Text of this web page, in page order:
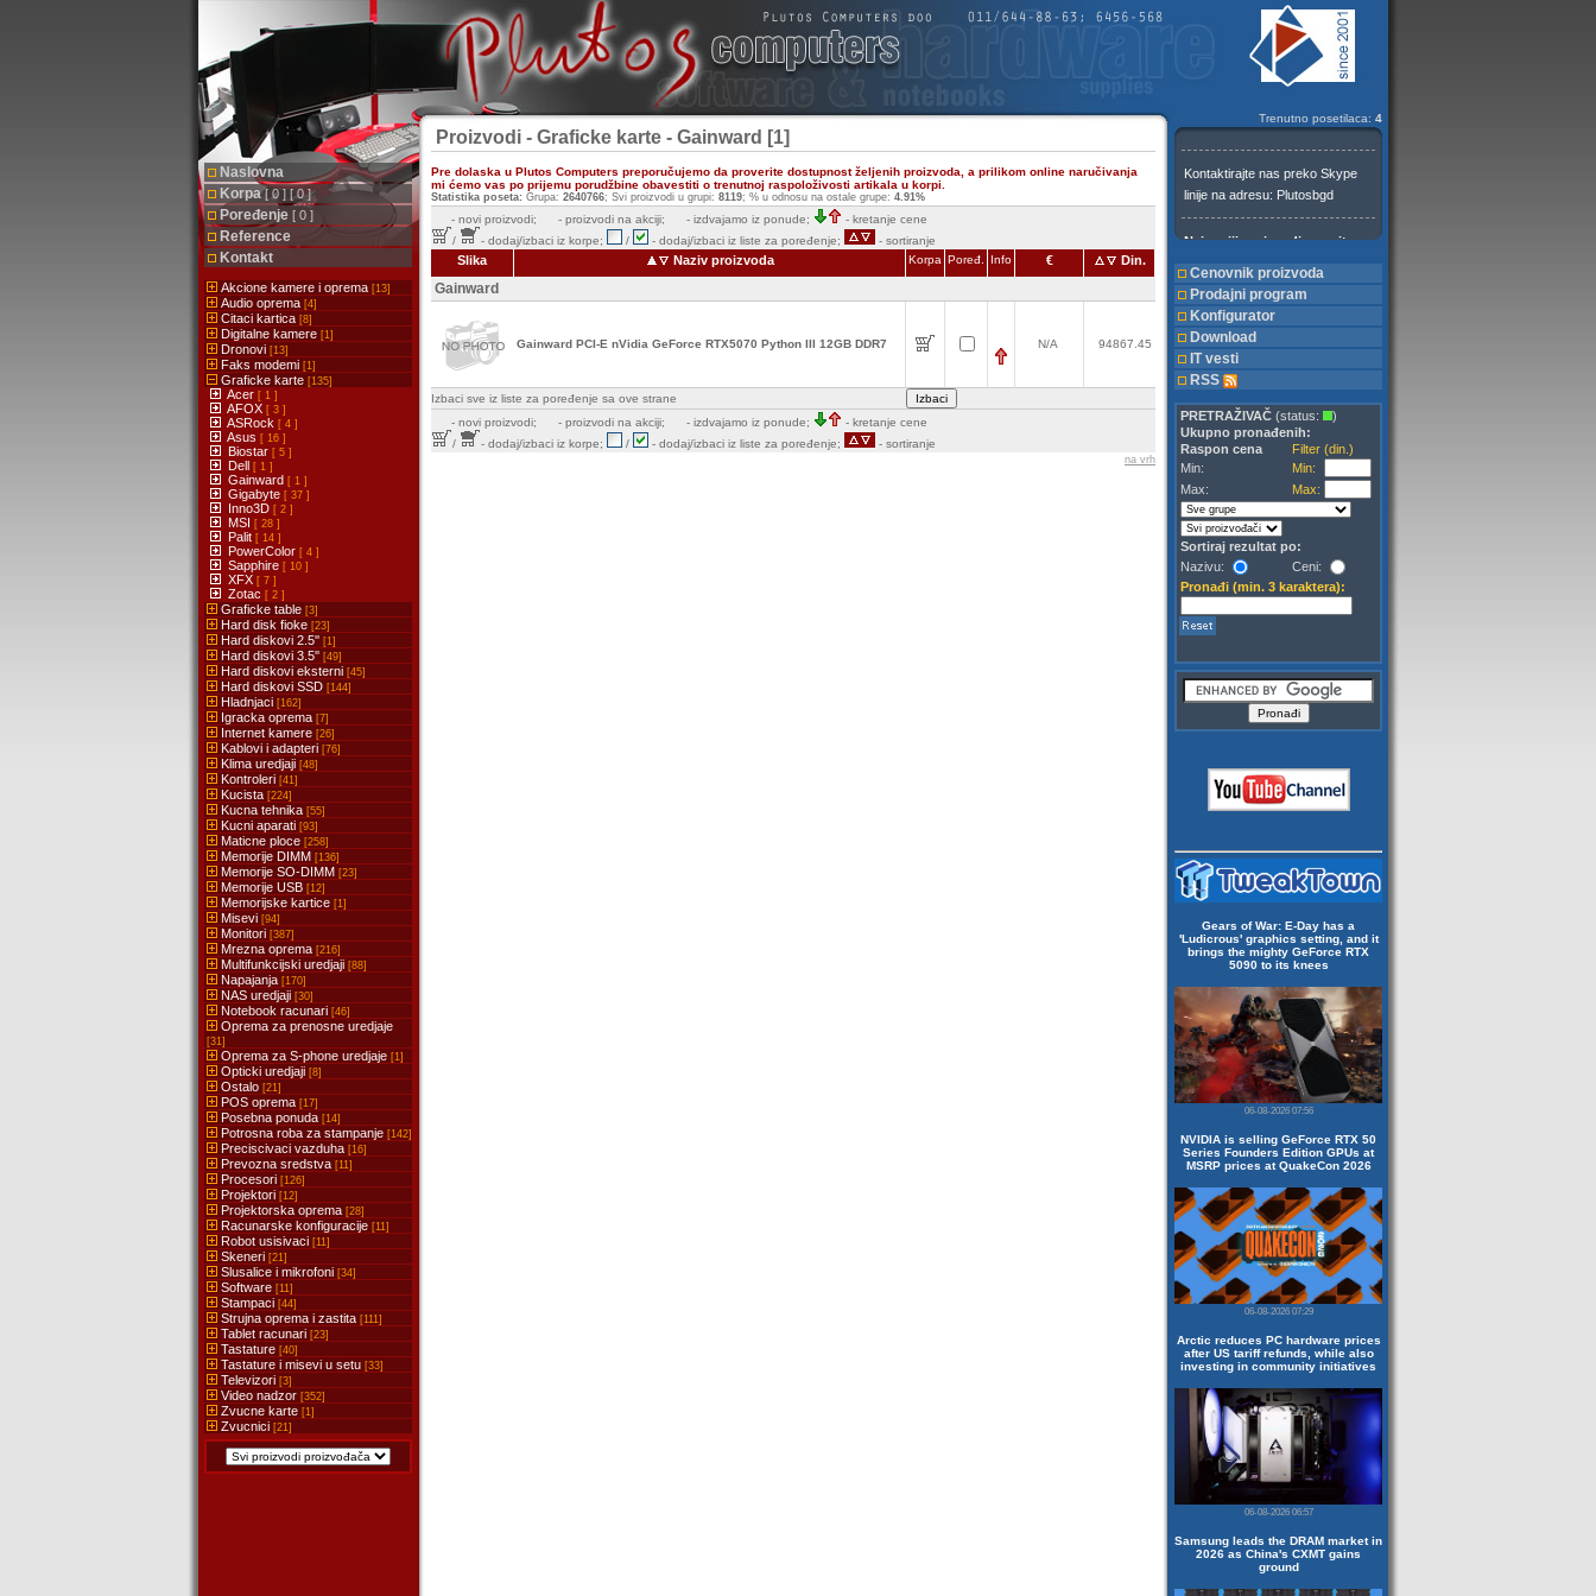
Trenutno posetilaca: 4
Naslovna
Korpa[ 0 ] [ 0 ]
Poređenje [ 0 ]
Reference
Kontakt
Akcione kamere i oprema [13]
Audio oprema [4]
Citaci kartica [8]
Digitalne kamere [1]
Dronovi [13]
Faks modemi [1]
Graficke karte [135]
Acer [ 1 ]
AFOX [ 3 ]
ASRock [ 4 ]
Asus [ 16 ]
Biostar [ 5 ]
Dell [ 1 ]
Gainward [ 1 ]
Gigabyte [ 37 ]
Inno3D [ 2 ]
MSI [ 28 ]
Palit [ 14 ]
PowerColor [ 4 ]
Sapphire [ 10 ]
XFX [ 7 ]
Zotac [ 2 ]
Graficke table [3]
Hard disk fioke [23]
Hard diskovi 2.5'' [1]
Hard diskovi 3.5'' [49]
Hard diskovi eksterni [45]
Hard diskovi SSD [144]
Hladnjaci [162]
Igracka oprema [7]
Internet kamere [26]
Kablovi i adapteri [76]
Klima uredjaji [48]
Kontroleri [41]
Kucista [224]
Kucna tehnika [55]
Kucni aparati [93]
Maticne ploce [258]
Memorije DIMM [136]
Memorije SO-DIMM [23]
Memorije USB [12]
Memorijske kartice [1]
Misevi [94]
Monitori [387]
Mrezna oprema [216]
Multifunkcijski uredjaji [88]
Napajanja [170]
NAS uredjaji [30]
Notebook racunari [46]
Oprema za prenosne uredjaje
[31]
Oprema za S-phone uredjaje [1]
Opticki uredjaji [8]
Ostalo [21]
POS oprema [17]
Posebna ponuda [14]
Potrosna roba za stampanje [142]
Preciscivaci vazduha [16]
Prevozna sredstva [11]
Procesori [126]
Projektori [12]
Projektorska oprema [28]
Racunarske konfiguracije [11]
Robot usisivaci [11]
Skeneri [21]
Slusalice i mikrofoni [34]
Software [11]
Stampaci [44]
Strujna oprema i zastita [111]
Tablet racunari [23]
Tastature [40]
Tastature i misevi u setu [33]
Televizori [3]
Video nadzor [352]
Zvucne karte [1]
Zvucnici [21]
Proizvodi - Graficke karte - Gainward [1]
Pre dolaska u Plutos Computers preporučujemo da proverite dostupnost željenih proizvoda, a prilikom online naručivanja
mi ćemo vas po prijemu porudžbine obavestiti o trenutnoj raspoloživosti artikala u korpi.
Statistika poseta: Grupa: 2640766; Svi proizvodi u grupi: 8119; % u odnosu na ostale grupe: 4.91%
- novi proizvodi; - proizvodi na akciji; - izdvajamo iz ponude;
- kretanje cene
/
- dodaj/izbaci iz korpe; / - dodaj/izbaci iz liste za poređenje; - sortiranje
Slika Naziv proizvoda Korpa Poređ. Info € Din.
Gainward
Gainward PCI-E nVidia GeForce RTX5070 Python III 12GB DDR7 N/A 94867.45
Izbaci sve iz liste za poređenje sa ove strane
- novi proizvodi; - proizvodi na akciji; - izdvajamo iz ponude;
- kretanje cene
/
- dodaj/izbaci iz korpe; / - dodaj/izbaci iz liste za poređenje; - sortiranje
na vrh
Cenovnik proizvoda
Prodajni program
Konfigurator
Download
IT vesti
RSS
PRETRAŽIVAČ (status:
)
Ukupno pronađenih:
Raspon cena
Filter (din.)
Min:
Min:
Max:
Max:
Sortiraj rezultat po:
Nazivu:
Ceni:
Pronađi (min. 3 karaktera):
Gears of War: E-Day has a
'Ludicrous' graphics setting, and it
brings the mighty GeForce RTX
5090 to its knees
06-08-2026 07:56
NVIDIA is selling GeForce RTX 50
Series Founders Edition GPUs at
MSRP prices at QuakeCon 2026
06-08-2026 07:29
Arctic reduces PC hardware prices
after US tariff refunds, while also
investing in community initiatives
06-08-2026 06:57
Samsung leads the DRAM market in
2026 as China's CXMT gains
ground